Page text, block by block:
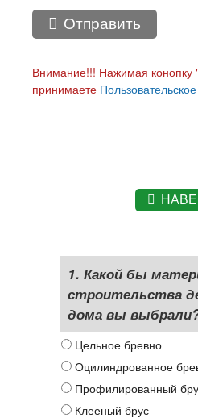
Отправить
Внимание!!! Нажимая конопку
принимаете
1. Какой бы
строительства
дома вы
Цельное бревно
Оцилиндрованное
Профилированный
Клееный брус